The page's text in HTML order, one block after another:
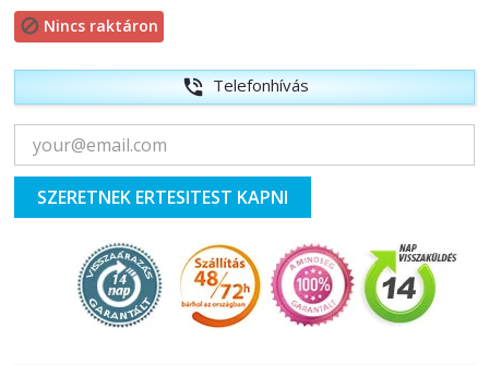
 Nincs raktáron
phone_in_talk Telefonhívás
SZERETNEK ERTESITEST KAPNI